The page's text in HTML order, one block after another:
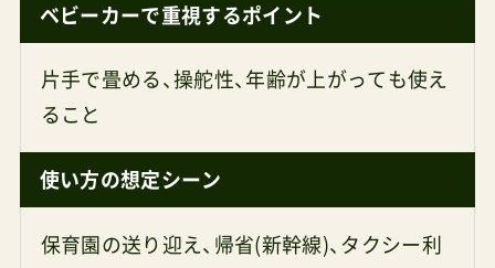
ベビーカーで重視するポイント
片手で畳める、操舵性、年齢が上がっても使え
ること
使い方の想定シーン
保育園の送り迎え、帰省(新幹線)、タクシー利